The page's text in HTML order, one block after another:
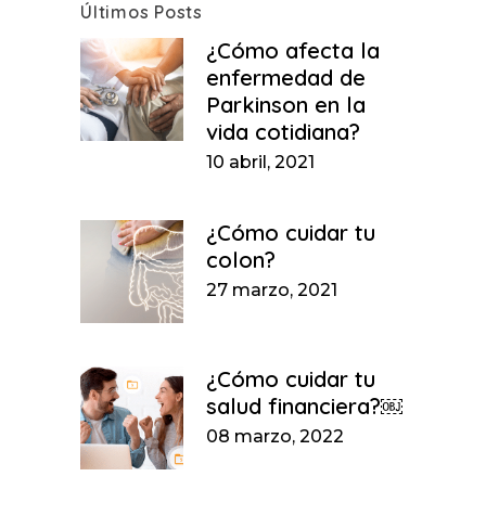
Últimos Posts
¿Cómo afecta la
enfermedad de
Parkinson en la
vida cotidiana?
10 abril, 2021
¿Cómo cuidar tu
colon?
27 marzo, 2021
¿Cómo cuidar tu
salud financiera?￼
08 marzo, 2022